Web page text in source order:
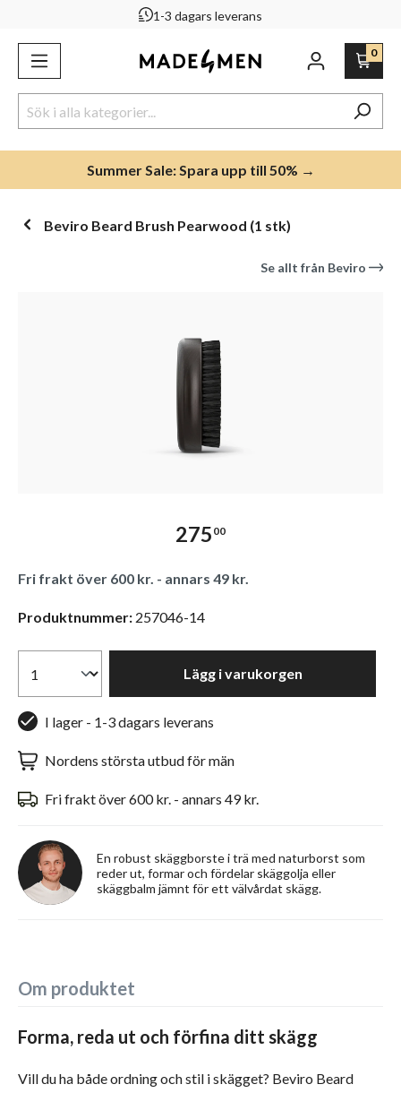
1-3 dagars leverans
0
Summer Sale: Spara upp till 50% →
Beviro Beard Brush Pearwood (1 stk)
Se allt från Beviro
275 00
Fri frakt över 600 kr. - annars 49 kr.
Produktnummer: 257046-14
Lägg i varukorgen
I lager - 1-3 dagars leverans
Nordens största utbud för män
Fri frakt över 600 kr. - annars 49 kr.
En robust skäggborste i trä med naturborst som
reder ut, formar och fördelar skäggolja eller
skäggbalm jämnt för ett välvårdat skägg.
Om produktet
Forma, reda ut och förfina ditt skägg
Vill du ha både ordning och stil i skägget? Beviro Beard